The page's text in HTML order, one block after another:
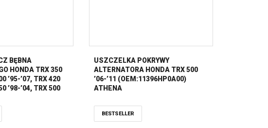
BĘBNA
HONDA TRX 350
’95-’07, TRX 420
’98-’04, TRX 500
USZCZELKA POKRYWY
ALTERNATORA HONDA TRX 500
’06-’11 (OEM:11396HP0A00)
ATHENA
BESTSELLER